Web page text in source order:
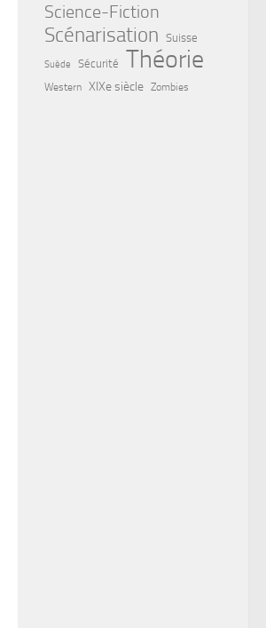
Science-Fiction
Scénarisation Suisse
Suède Sécurité Théorie
Western XIXe siècle Zombies